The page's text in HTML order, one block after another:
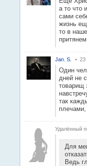
а то что
сами
жизнь
то в
Jan. S. 23
Один
дней не
товарищ
так
Удалённый
Для
Ведь